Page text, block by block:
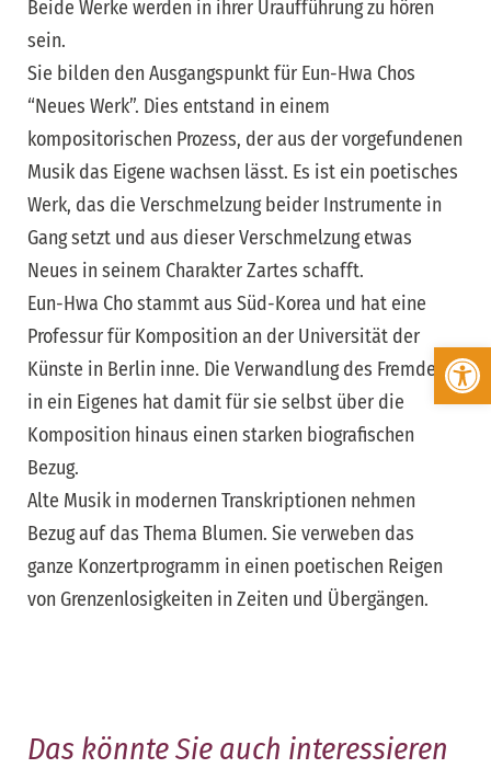
Werkzeugleiste öffnen
Beide Werke werden in ihrer Uraufführung zu hören
sein.
Sie bilden den Ausgangspunkt für Eun-Hwa Chos
“Neues Werk”. Dies entstand in einem
kompositorischen Prozess, der aus der vorgefundenen
Musik das Eigene wachsen lässt. Es ist ein poetisches
Werk, das die Verschmelzung beider Instrumente in
Gang setzt und aus dieser Verschmelzung etwas
Neues in seinem Charakter Zartes schafft.
Eun-Hwa Cho stammt aus Süd-Korea und hat eine
Professur für Komposition an der Universität der
Künste in Berlin inne. Die Verwandlung des Fremden
in ein Eigenes hat damit für sie selbst über die
Komposition hinaus einen starken biografischen
Bezug.
Alte Musik in modernen Transkriptionen nehmen
Bezug auf das Thema Blumen. Sie verweben das
ganze Konzertprogramm in einen poetischen Reigen
von Grenzenlosigkeiten in Zeiten und Übergängen.
Das könnte Sie auch interessieren